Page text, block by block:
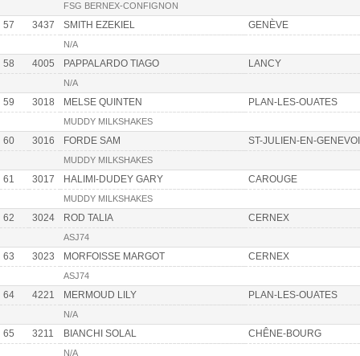
FSG BERNEX-CONFIGNON
57 3437 SMITH EZEKIEL GENÈVE
N/A
58 4005 PAPPALARDO TIAGO LANCY
N/A
59 3018 MELSE QUINTEN PLAN-LES-OUATES
MUDDY MILKSHAKES
60 3016 FORDE SAM ST-JULIEN-EN-
MUDDY MILKSHAKES
61 3017 HALIMI-DUDEY GARY CAROUGE
MUDDY MILKSHAKES
62 3024 ROD TALIA CERNEX
ASJ74
63 3023 MORFOISSE MARGOT CERNEX
ASJ74
64 4221 MERMOUD LILY PLAN-LES-OUATES
N/A
65 3211 BIANCHI SOLAL CHÊNE-BOURG
N/A